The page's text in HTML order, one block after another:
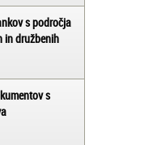
s področja
in družbenih
s